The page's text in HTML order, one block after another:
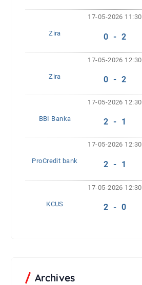
17-05-2026 11:30
Zira 0 - 2
17-05-2026 12:30
Zira 0 - 2
17-05-2026 12:30
BBI Banka 2 - 1
17-05-2026 12:30
ProCredit bank 2 - 1
17-05-2026 12:30
KCUS 2 - 0
Archives